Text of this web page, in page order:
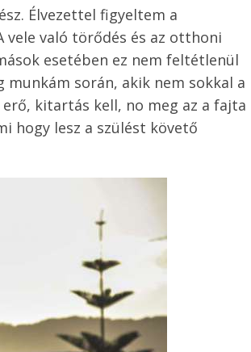
Élvezettel figyeltem a
való törődés és az otthoni
esetében ez nem feltétlenül
során, akik nem sokkal a
kitartás kell, no meg az a fajta
hogy lesz a szülést követő